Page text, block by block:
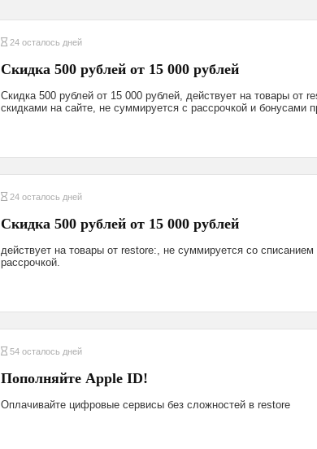
24 осталось дней
Скидка 500 рублей от 15 000 рублей
Скидка 500 рублей от 15 000 рублей, действует на товары от
скидками на сайте, не суммируется с рассрочкой и бонусами
24 осталось дней
Скидка 500 рублей от 15 000 рублей
действует на товары от restore:, не суммируется со
рассрочкой.
54 осталось дней
Пополняйте Apple ID!
Оплачивайте цифровые сервисы без сложностей в restore